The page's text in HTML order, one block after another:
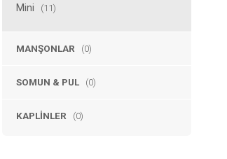
Mini (11)
MANŞONLAR (0)
SOMUN & PUL (0)
KAPLINLER (0)